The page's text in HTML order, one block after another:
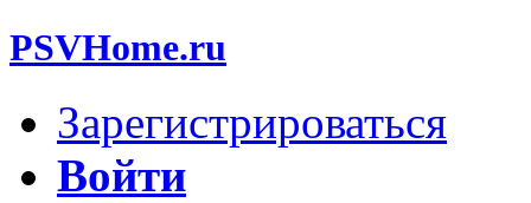
PSVHome.ru
Зарегистрироваться
Войти